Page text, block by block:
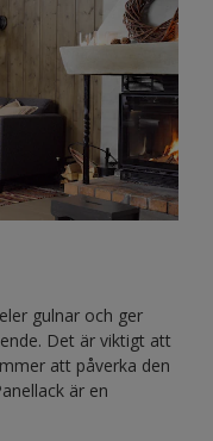
gulnar och ger
Det är viktigt att
att påverka den
är en